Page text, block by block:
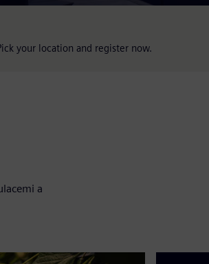
your location and register now.
a